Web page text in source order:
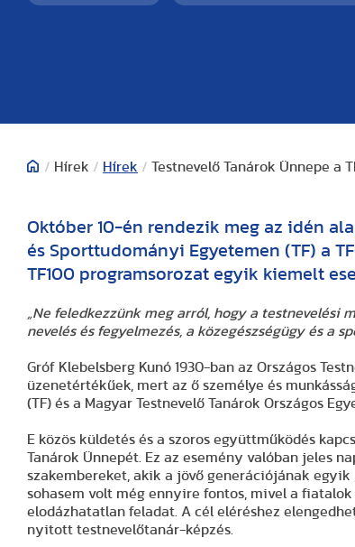
/ Hírek / Hírek / Testnevelő Tanárok Ünnepe a
Október 10-én rendezik meg az idén
és Sporttudományi Egyetemen (TF) a
TF100 programsorozat egyik kiemelt
„Ne feledkezzünk meg arról, hogy a testnevelési
nevelés és fegyelmezés, a közegészségügy és a
Gróf Klebelsberg Kunó 1930-ban az Országos
üzenetértékűek, mert az ő személye és
(TF) és a Magyar Testnevelő Tanárok Országos
E közös küldetés és a szoros együttműködés
Tanárok Ünnepét. Ez az esemény valóban jeles
szakembereket, akik a jövő generációjának
sohasem volt még ennyire fontos, mivel a
elodázhatatlan feladat. A cél eléréshez
nyitott testnevelőtanár-képzés.